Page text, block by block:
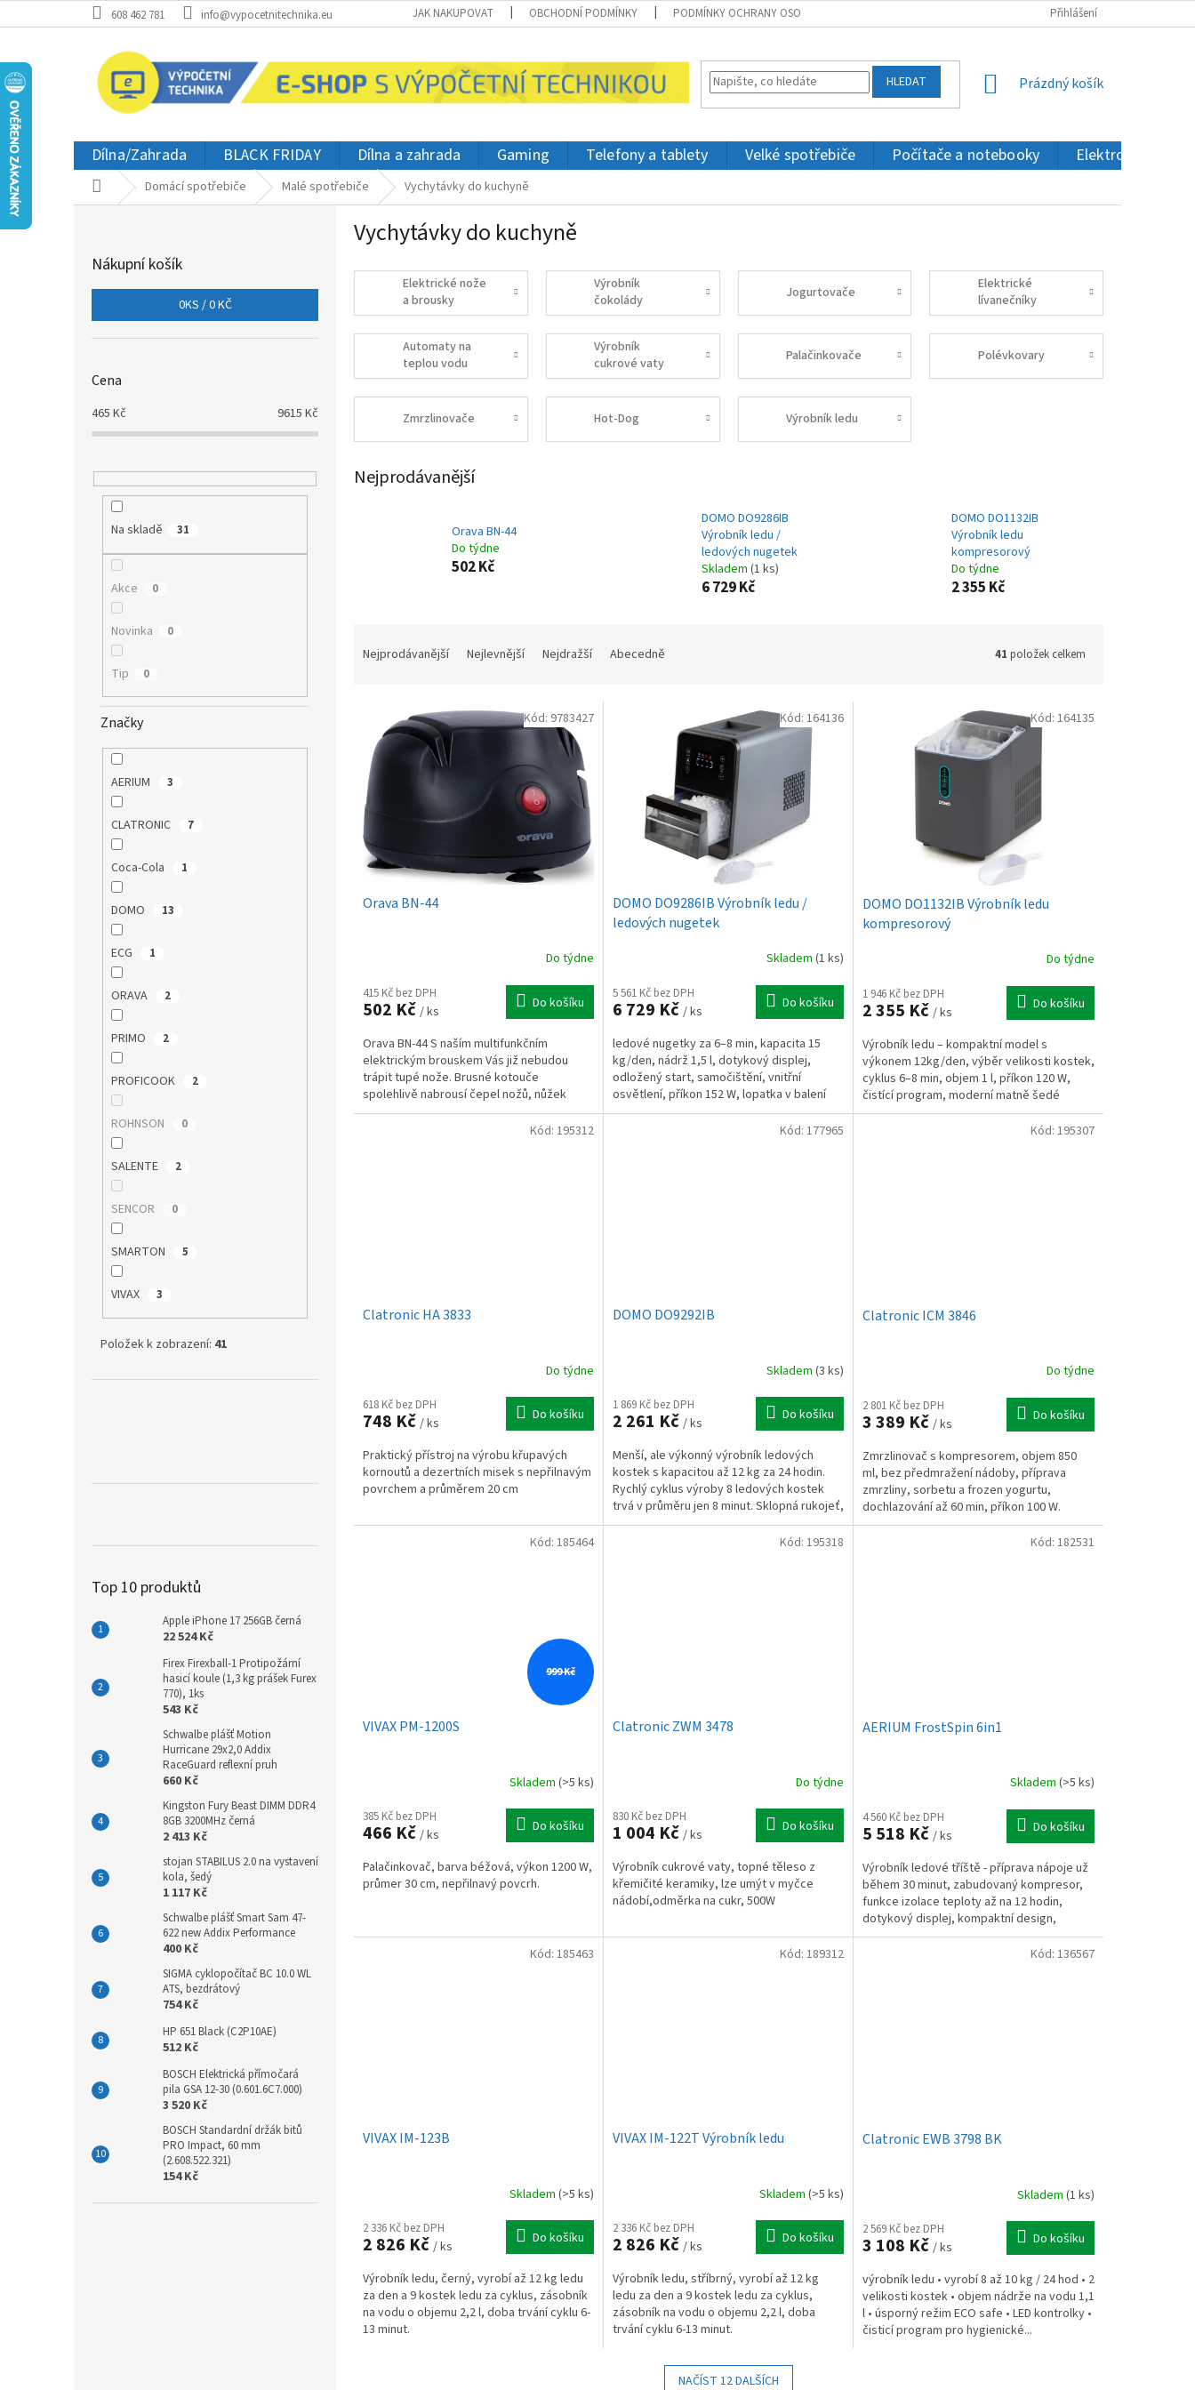
na
608 462 781 info@vypocetnitechnika.eu JAK NAKUPOVAT OBCHODNÍ PODMÍNKY PODMÍNKY OCHRANY OSOBNÍCH ÚDAJŮ Přihlášení
HLEDAT
NÁKUPNÍ
Prázdný košík
Dílna/Zahrada BLACK FRIDAY Dílna a zahrada Gaming Telefony a tablety Velké spotřebiče Počítače a notebooky Elektronika a IT
Domů Domácí spotřebiče Malé spotřebiče Vychytávky do kuchyně
Nákupní košík
0KS /0 KČ
Cena
465 Kč 9615 Kč
Na skladě 31
Akce 0
Novinka 0
Tip 0
Značky
AERIUM 3
CLATRONIC 7
Coca-Cola 1
DOMO 13
ECG 1
ORAVA 2
PRIMO 2
PROFICOOK 2
ROHNSON 0
SALENTE 2
SENCOR 0
SMARTON 5
VIVAX 3
Položek k zobrazení: 41
Top 10 produktů
Apple iPhone 17 256GB černá
22 524 Kč
Firex Firexball-1 Protipožární
hasicí koule (1,3 kg prášek Furex
770), 1ks
543 Kč
Schwalbe plášť Motion
Hurricane 29x2,0 Addix
RaceGuard reflexní pruh
660 Kč
Kingston Fury Beast DIMM DDR4
8GB 3200MHz černá
2 413 Kč
stojan STABILUS 2.0 na vystavení
kola, šedý
1 117 Kč
Schwalbe plášť Smart Sam 47-
622 new Addix Performance
400 Kč
SIGMA cyklopočítač BC 10.0 WL
ATS, bezdrátový
754 Kč
HP 651 Black (C2P10AE)
512 Kč
BOSCH Elektrická přímočará
pila GSA 12-30 (0.601.6C7.000)
3 520 Kč
BOSCH Standardní držák bitů
PRO Impact, 60 mm
(2.608.522.321)
154 Kč
Vychytávky do kuchyně
Elektrické nože
a brousky
Výrobník
čokolády
Jogurtovače
Elektrické
lívanečníky
Automaty na
teplou vodu
Výrobník
cukrové vaty
Palačinkovače Polévkovary
Zmrzlinovače Hot-Dog Výrobník ledu
Nejprodávanější
Orava BN-44
Do týdne
502 Kč
DOMO DO9286IB
Výrobník ledu /
ledových nugetek
Skladem (1 ks)
6 729 Kč
DOMO DO1132IB
Výrobník ledu
kompresorový
Do týdne
2 355 Kč
Nejprodávanější Nejlevnější Nejdražší Abecedně 41 položek celkem
Orava BN-44
Do týdne
415 Kč bez DPH
502 Kč / ks Do košíku
Orava BN-44 S naším multifunkčním
elektrickým brouskem Vás již nebudou
trápit tupé nože. Brusné kotouče
spolehlivě nabrousí čepel nožů, nůžek
nebo i šroubováky. Rychlý a snadný...
Kód: 9783427
DOMO DO9286IB Výrobník ledu /
ledových nugetek
Skladem (1 ks)
5 561 Kč bez DPH
6 729 Kč / ks Do košíku
ledové nugetky za 6–8 min, kapacita 15
kg/den, nádrž 1,5 l, dotykový displej,
odložený start, samočištění, vnitřní
osvětlení, příkon 152 W, lopatka v balení
Kód: 164136
DOMO DO1132IB Výrobník ledu
kompresorový
Do týdne
1 946 Kč bez DPH
2 355 Kč / ks Do košíku
Výrobník ledu – kompaktní model s
výkonem 12kg/den, výběr velikosti kostek,
cyklus 6–8 min, objem 1 l, příkon 120 W,
čistící program, moderní matně šedé
provedení, lopatka v balení
Kód: 164135
Clatronic HA 3833
Do týdne
618 Kč bez DPH
748 Kč / ks Do košíku
Praktický přístroj na výrobu křupavých
kornoutů a dezertních misek s nepřilnavým
povrchem a průměrem 20 cm
Kód: 195312
DOMO DO9292IB
Skladem (3 ks)
1 869 Kč bez DPH
2 261 Kč / ks Do košíku
Menší, ale výkonný výrobník ledových
kostek s kapacitou až 12 kg za 24 hodin.
Rychlý cyklus výroby 8 ledových kostek
trvá v průměru jen 8 minut. Sklopná rukojeť,
bílá barva.
Kód: 177965
Clatronic ICM 3846
Do týdne
2 801 Kč bez DPH
3 389 Kč / ks Do košíku
Zmrzlinovač s kompresorem, objem 850
ml, bez předmražení nádoby, příprava
zmrzliny, sorbetu a frozen yogurtu,
dochlazování až 60 min, příkon 100 W.
Kód: 195307
999 Kč
VIVAX PM-1200S
Skladem (>5 ks)
385 Kč bez DPH
466 Kč / ks Do košíku
Palačinkovač, barva béžová, výkon 1200 W,
průmer 30 cm, nepřilnavý povcrh.
Kód: 185464
Clatronic ZWM 3478
Do týdne
830 Kč bez DPH
1 004 Kč / ks Do košíku
Výrobník cukrové vaty, topné těleso z
křemičité keramiky, lze umýt v myčce
nádobí,odměrka na cukr, 500W
Kód: 195318
AERIUM FrostSpin 6in1
Skladem (>5 ks)
4 560 Kč bez DPH
5 518 Kč / ks Do košíku
Výrobník ledové tříště - příprava nápoje už
během 30 minut, zabudovaný kompresor,
funkce izolace teploty až na 12 hodin,
dotykový displej, kompaktní design,
funkce čištění
Kód: 182531
VIVAX IM-123B
Skladem (>5 ks)
2 336 Kč bez DPH
2 826 Kč / ks Do košíku
Výrobník ledu, černý, vyrobí až 12 kg ledu
za den a 9 kostek ledu za cyklus, zásobník
na vodu o objemu 2,2 l, doba trvání cyklu 6-
13 minut.
Kód: 185463
VIVAX IM-122T Výrobník ledu
Skladem (>5 ks)
2 336 Kč bez DPH
2 826 Kč / ks Do košíku
Výrobník ledu, stříbrný, vyrobí až 12 kg
ledu za den a 9 kostek ledu za cyklus,
zásobník na vodu o objemu 2,2 l, doba
trvání cyklu 6-13 minut.
Kód: 189312
Clatronic EWB 3798 BK
Skladem (1 ks)
2 569 Kč bez DPH
3 108 Kč / ks Do košíku
výrobník ledu • vyrobí 8 až 10 kg / 24 hod • 2
velikosti kostek • objem nádrže na vodu 1,1
l • úsporný režim ECO safe • LED kontrolky •
čisticí program pro hygienické...
Kód: 136567
NAČÍST 12 DALŠÍCH